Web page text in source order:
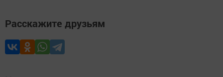
Расскажите друзьям